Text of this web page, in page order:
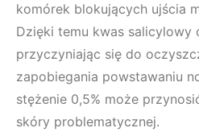
komórek blokujących ujścia
Dzięki temu kwas salicylowy
przyczyniając się do
zapobiegania powstawaniu
stężenie 0,5% może
skóry problematycznej.